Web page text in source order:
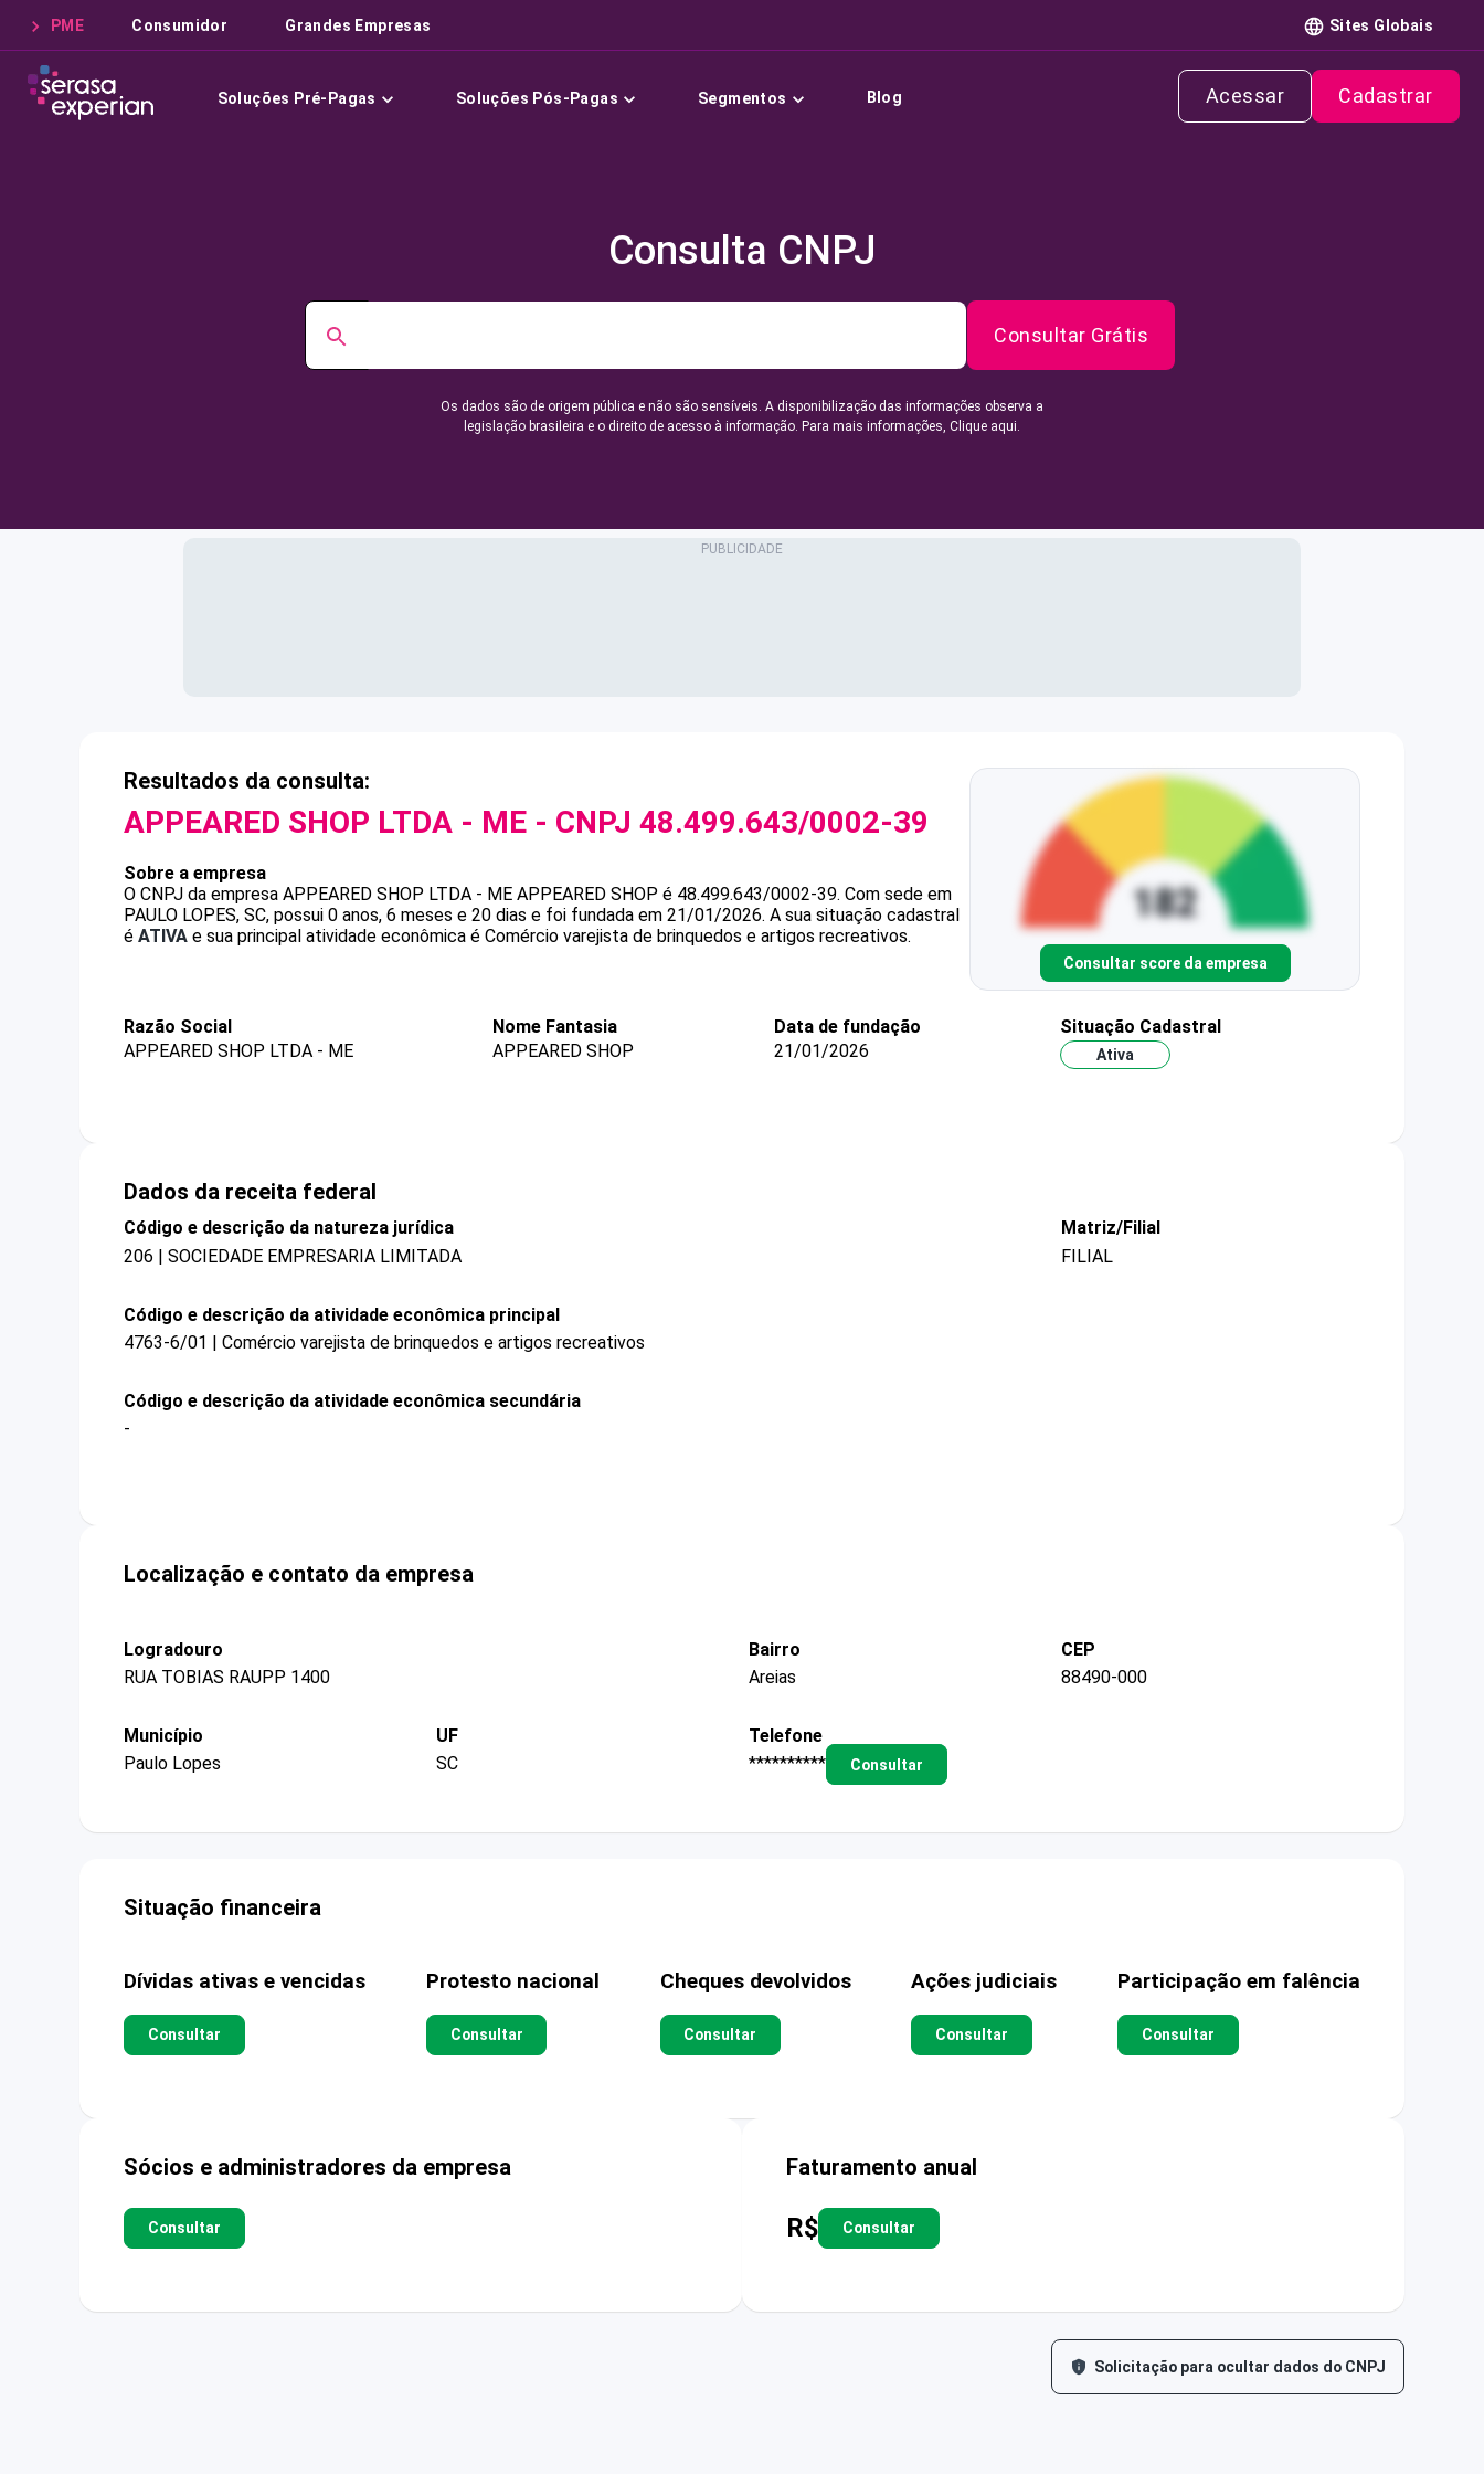
PME Consumidor Grandes Empresas Sites Globais
Soluções Pré-Pagas Soluções Pós-Pagas Segmentos Blog Acessar Cadastrar
Consulta CNPJ
Consultar Grátis
Os dados são de origem pública e não são sensíveis. A disponibilização das informações observa a
legislação brasileira e o direito de acesso à informação. Para mais informações, Clique aqui.
Resultados da consulta:
APPEARED SHOP LTDA - ME - CNPJ 48.499.643/0002-39
Sobre a empresa
O CNPJ da empresa APPEARED SHOP LTDA - ME APPEARED SHOP é 48.499.643/0002-39. Com sede em
PAULO LOPES, SC, possui 0 anos, 6 meses e 20 dias e foi fundada em 21/01/2026. A sua situação cadastral
é ATIVA e sua principal atividade econômica é Comércio varejista de brinquedos e artigos recreativos.
Consultar score da empresa
Razão Social
APPEARED SHOP LTDA - ME
Nome Fantasia
APPEARED SHOP
Data de fundação
21/01/2026
Situação Cadastral
Ativa
Dados da receita federal
Código e descrição da natureza jurídica
206 | SOCIEDADE EMPRESARIA LIMITADA
Matriz/Filial
FILIAL
Código e descrição da atividade econômica principal
4763-6/01 | Comércio varejista de brinquedos e artigos recreativos
Código e descrição da atividade econômica secundária
-
Localização e contato da empresa
Logradouro
RUA TOBIAS RAUPP 1400
Bairro
Areias
CEP
88490-000
Município
Paulo Lopes
UF
SC
Telefone
**********
Consultar
Situação financeira
Dívidas ativas e vencidas
Consultar
Protesto nacional
Consultar
Cheques devolvidos
Consultar
Ações judiciais
Consultar
Participação em falência
Consultar
Sócios e administradores da empresa
Consultar
Faturamento anual
R$ Consultar
Solicitação para ocultar dados do CNPJ